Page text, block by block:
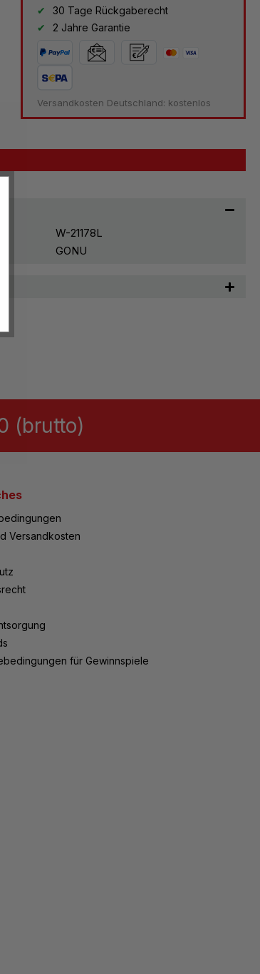
30 Tage Rückgaberecht
2 Jahre Garantie
Versandkosten Deutschland: kostenlos
W-21178L
GONU
(brutto)
Versandkosten
für Gewinnspiele